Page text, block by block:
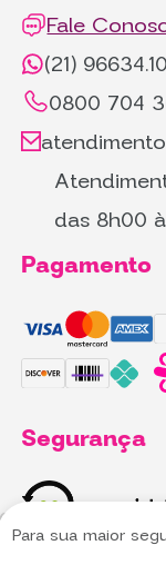
Utilizamos
Utilizamos
Para sua maior
Fale
(21)
0800 704
das 8h00
Pagamento
Segurança